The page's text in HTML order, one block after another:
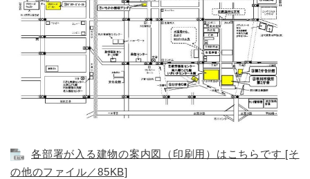
各部署が入る建物の案内図（印刷用）はこちらです [そ
の他のファイル／85KB]